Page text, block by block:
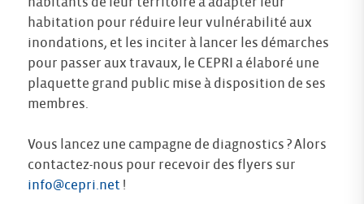
habitation pour réduire leur vulnérabilité aux
inondations, et les inciter à lancer les démarches
pour passer aux travaux, le CEPRI a élaboré une
plaquette grand public mise à disposition de ses
membres.
Vous lancez une campagne de diagnostics ? Alors
contactez-nous pour recevoir des flyers sur
info@cepri.net !